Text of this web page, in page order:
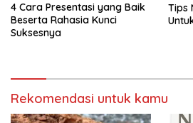
4 Cara Presentasi yang Baik
Beserta Rahasia Kunci
Suksesnya
Tips
Rekomendasi untuk kamu